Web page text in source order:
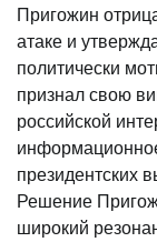
Пригожин
атаке и
политически
признал свою
российской
президентских
Решение
широкий